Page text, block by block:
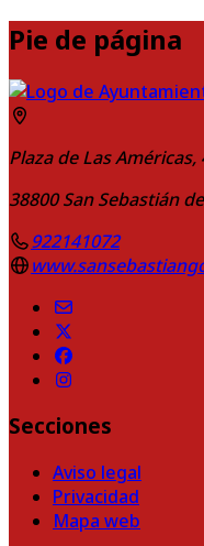
Pie de página
Plaza de Las Américas,
38800 San Sebastián
922141072
Secciones
Aviso legal
Privacidad
Mapa web